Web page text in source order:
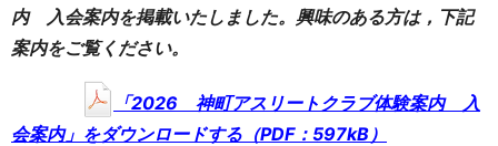
内 入会案内を掲載いたしました。興味のある方は，下記
案内をご覧ください。
「2026 神町アスリートクラブ体験案内 入
会案内」をダウンロードする（PDF：597kB）